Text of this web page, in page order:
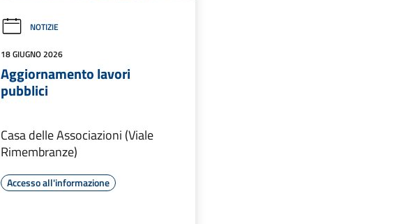
NOTIZIE
18 GIUGNO 2026
Aggiornamento lavori
pubblici
Casa delle Associazioni (Viale
Rimembranze)
Accesso all'informazione